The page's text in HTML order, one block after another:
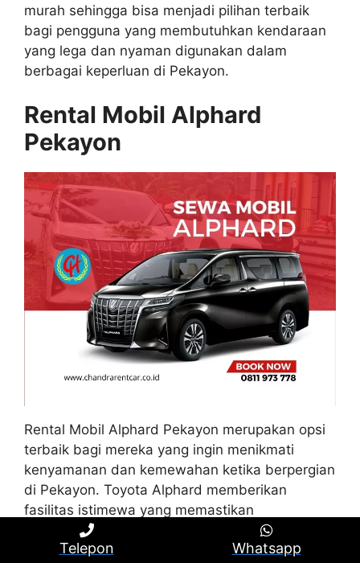
murah sehingga bisa menjadi pilihan terbaik
bagi pengguna yang membutuhkan kendaraan
yang lega dan nyaman digunakan dalam
berbagai keperluan di Pekayon.
Rental Mobil Alphard
Pekayon
Rental Mobil Alphard Pekayon merupakan opsi
terbaik bagi mereka yang ingin menikmati
kenyamanan dan kemewahan ketika berpergian
di Pekayon. Toyota Alphard memberikan
fasilitas istimewa yang memastikan
kenyamanan dan kemewahan pengguna.
Telepon Whatsapp